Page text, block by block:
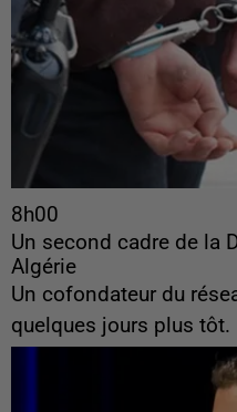
8h00
Un second cadre de la
Algérie
Un cofondateur du
quelques jours plus tôt.